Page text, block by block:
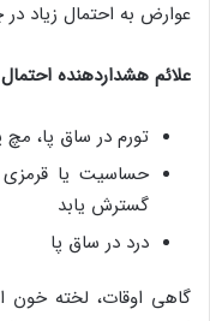
عوارض به احتمال زیاد
علائم هشداردهنده
تورم در ساق پا، مچ
حساسیت یا قرمزی
گسترش یابد
درد در ساق پا
گاهی اوقات، لخته